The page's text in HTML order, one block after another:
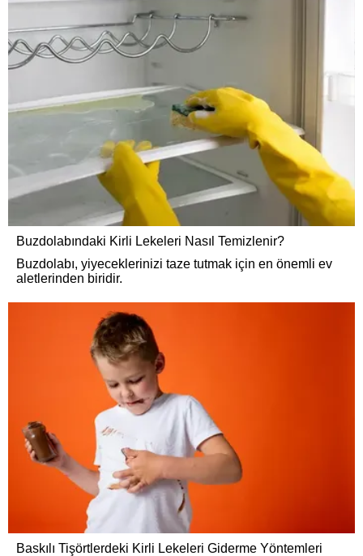
Buzdolabındaki Kirli Lekeleri Nasıl Temizlenir?
Buzdolabı, yiyeceklerinizi taze tutmak için en önemli ev
aletlerinden biridir.
Baskılı Tişörtlerdeki Kirli Lekeleri Giderme Yöntemleri